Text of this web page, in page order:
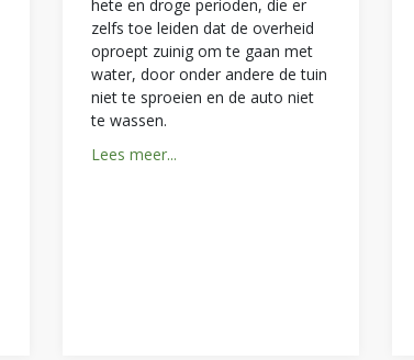
hete en droge perioden, die er
zelfs toe leiden dat de overheid
oproept zuinig om te gaan met
water, door onder andere de tuin
niet te sproeien en de auto niet
te wassen.
Lees meer...